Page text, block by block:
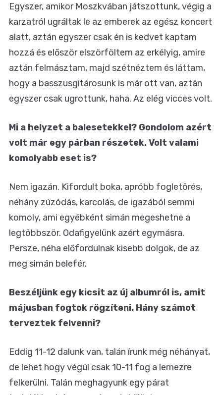
Egyszer, amikor Moszkvában játszottunk, végig a
karzatról ugráltak le az emberek az egész koncert
alatt, aztán egyszer csak én is kedvet kaptam
hozzá és először elszörföltem az erkélyig, amire
aztán felmásztam, majd szétnéztem és láttam,
hogy a basszusgitárosunk is már ott van, aztán
egyszer csak ugrottunk, haha. Az elég vicces volt.
Mi a helyzet a balesetekkel? Gondolom azért
volt már egy párban részetek. Volt valami
komolyabb eset is?
Nem igazán. Kifordult boka, apróbb fogletörés,
néhány zúzódás, karcolás, de igazából semmi
komoly, ami egyébként simán megeshetne a
legtöbbször. Odafigyelünk azért egymásra.
Persze, néha előfordulnak kisebb dolgok, de az
meg simán belefér.
Beszéljünk egy kicsit az új albumról is, amit
májusban fogtok rögzíteni. Hány számot
terveztek felvenni?
Eddig 11-12 dalunk van, talán írunk még néhányat,
de lehet hogy végül csak 10-11 fog a lemezre
felkerülni. Talán meghagyunk egy párat